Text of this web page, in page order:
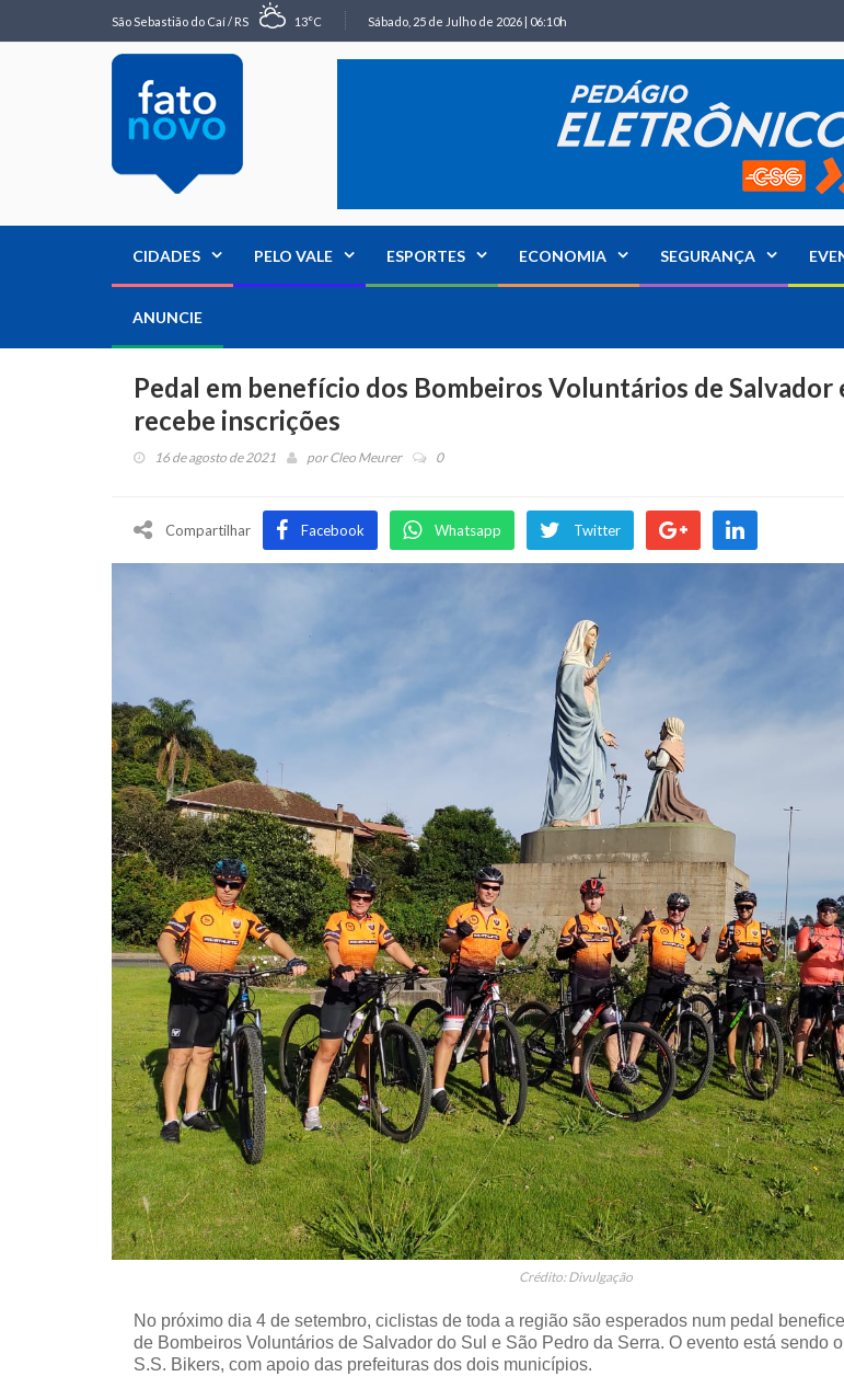
São Sebastião do Caí / RS 13°C Sábado, 25 de Julho de 2026 | 06:10h
CIDADES PELO VALE ESPORTES ECONOMIA SEGURANÇA
ANUNCIE
Pedal em benefício dos Bombeiros Voluntários de Salvador
recebe inscrições
16 de agosto de 2021 porCleo Meurer 0
Compartilhar Facebook Whatsapp Twitter
Crédito: Divulgação
No próximo dia 4 de setembro, ciclistas de toda a região são esperados num pedal
de Bombeiros Voluntários de Salvador do Sul e São Pedro da Serra. O evento está sendo
S.S. Bikers, com apoio das prefeituras dos dois municípios.